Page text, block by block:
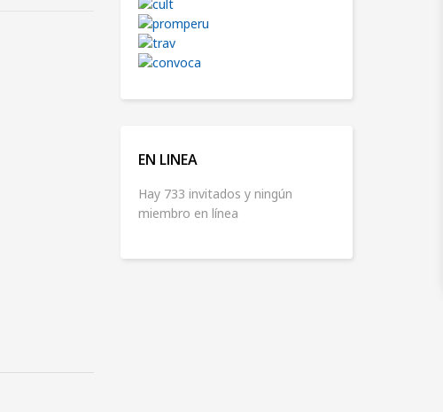
EN LINEA
Hay 733 invitados y ningún
miembro en línea